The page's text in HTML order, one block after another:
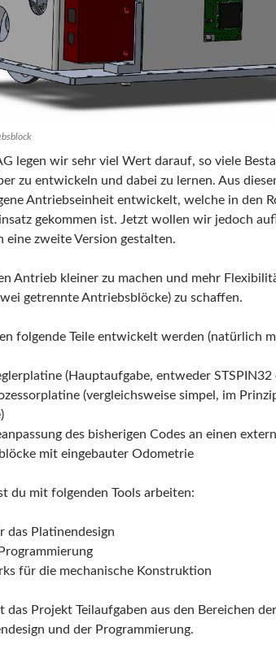
legen wir sehr viel Wert darauf, so viele
zu entwickeln und dabei zu lernen. Aus
Antriebseinheit entwickelt, welche in den
gekommen ist. Jetzt wollen wir jedoch
eine zweite Version gestalten.
Antrieb kleiner zu machen und mehr
getrennte Antriebsblöcke) zu schaffen.
folgende Teile entwickelt werden (natürlich
(Hauptaufgabe, entweder
(vergleichsweise simpel, im
des bisherigen Codes an einen
mit eingebauter Odometrie
du mit folgenden Tools arbeiten:
das Platinendesign
für die mechanische Konstruktion
das Projekt Teilaufgaben aus den Bereichen
und der Programmierung.